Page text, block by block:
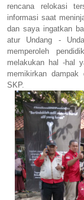
rencana relokasi
informasi saat
dan saya ingatkan
atur Undang -
memperoleh
melakukan hal -hal
memikirkan
SKP.